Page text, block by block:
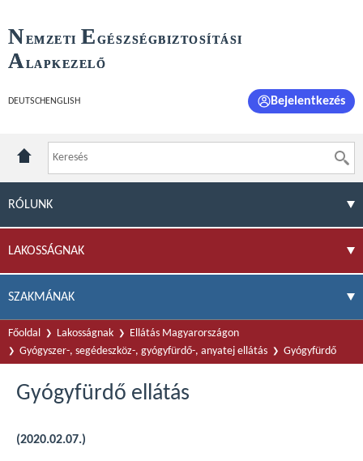
NEMZETI E GÉSZSÉGBIZTOSÍTÁSI
ALAPKEZELŐ
DEUTSCH ENGLISH Bejelentkezés
RÓLUNK
LAKOSSÁGNAK
SZAKMÁNAK
Főoldal Lakosságnak
Ellátás Magyarországon
Gyógyszer-, segédeszköz-, gyógyfürdő-, anyatej ellátás
Gyógyfürdő
Gyógyfürdő ellátás
(2020.02.07.)